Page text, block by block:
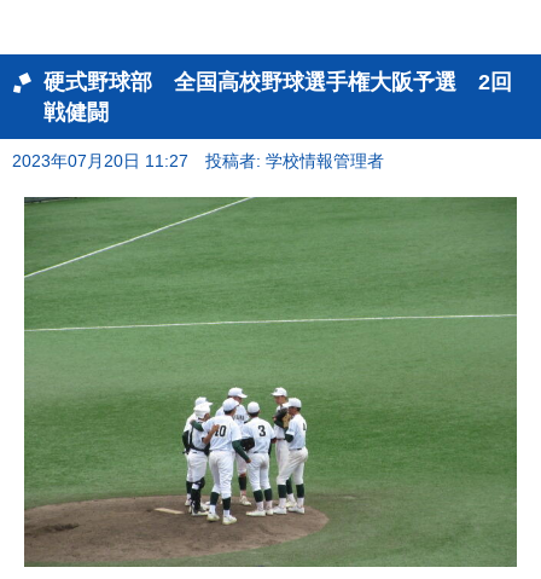
硬式野球部 全国高校野球選手権大阪予選 2回
戦健闘
2023年07月20日 11:27 投稿者: 学校情報管理者